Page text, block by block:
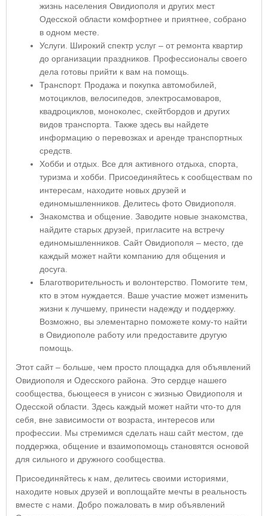
жизнь населения Овидиополя и других мест
Одесской области комфортнее и приятнее, собрано
в одном месте.
Услуги. Широкий спектр услуг – от ремонта квартир
до организации праздников. Профессионалы своего
дела готовы прийти к вам на помощь.
Транспорт. Продажа и покупка автомобилей,
мотоциклов, велосипедов, электросамоваров,
квадроциклов, моноколес, скейтбордов и других
видов транспорта. Также здесь вы найдете
информацию о перевозках и аренде транспортных
средств.
Хобби и отдых. Все для активного отдыха, спорта,
туризма и хобби. Присоединяйтесь к сообществам по
интересам, находите новых друзей и
единомышленников. Делитесь фото Овидиополя.
Знакомства и общение. Заводите новые знакомства,
найдите старых друзей, пригласите на встречу
единомышленников. Сайт Овидиополя – место, где
каждый может найти компанию для общения и
досуга.
Благотворительность и волонтерство. Помогите тем,
кто в этом нуждается. Ваше участие может изменить
жизни к лучшему, принести надежду и поддержку.
Возможно, вы элементарно поможете кому-то найти
в Овидиополе работу или предоставите другую
помощь.
Этот сайт – больше, чем просто площадка для объявлений
Овидиополя и Одесского района. Это сердце нашего
сообщества, бьющееся в унисон с жизнью Овидиополя и
Одесской области. Здесь каждый может найти что-то для
себя, вне зависимости от возраста, интересов или
профессии. Мы стремимся сделать наш сайт местом, где
поддержка, общение и взаимопомощь становятся основой
для сильного и дружного сообщества.
Присоединяйтесь к нам, делитесь своими историями,
находите новых друзей и воплощайте мечты в реальность
вместе с нами. Добро пожаловать в мир объявлений